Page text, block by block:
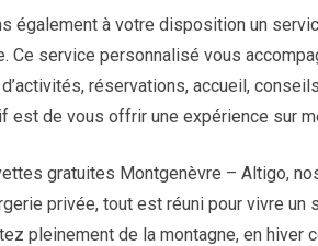
également à votre disposition un
Ce service personnalisé vous
réservations, accueil,
est de vous offrir une expérience sur
gratuites Montgenèvre – Altigo,
privée, tout est réuni pour vivre un
pleinement de la montagne, en hiver